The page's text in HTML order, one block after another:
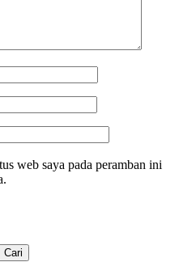
web saya pada peramban ini
Cari